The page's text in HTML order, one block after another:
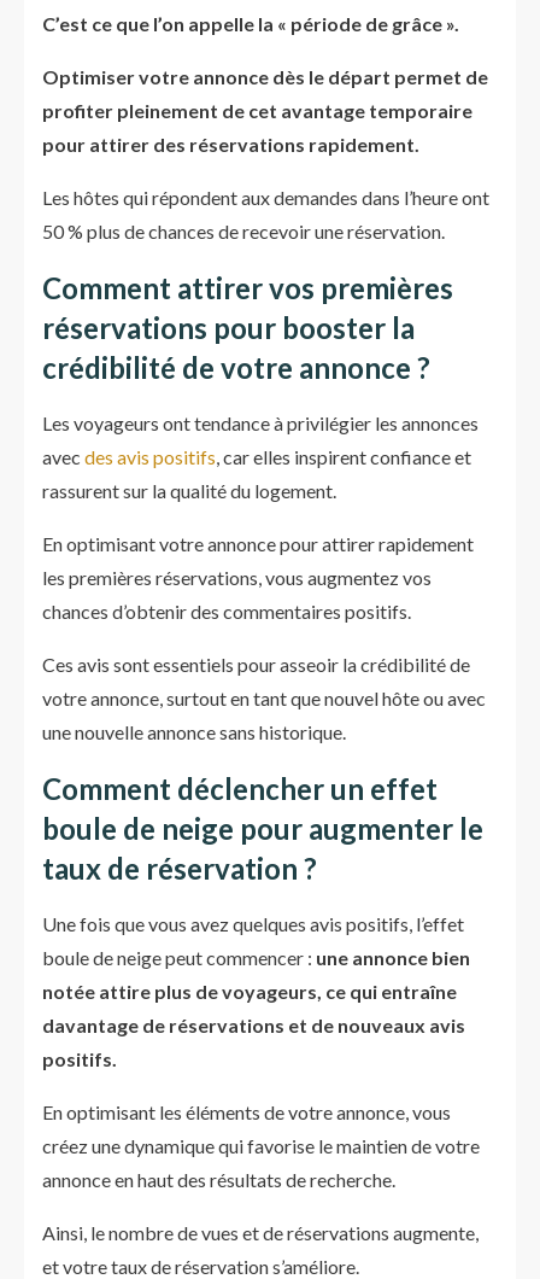
C’est ce que l’on appelle la « période de grâce ».
Optimiser votre annonce dès le départ permet de
profiter pleinement de cet avantage temporaire
pour attirer des réservations rapidement.
Les hôtes qui répondent aux demandes dans l’heure ont
50 % plus de chances de recevoir une réservation.
Comment attirer vos premières
réservations pour booster la
crédibilité de votre annonce ?
Les voyageurs ont tendance à privilégier les annonces
avec des avis positifs, car elles inspirent confiance et
rassurent sur la qualité du logement.
En optimisant votre annonce pour attirer rapidement
les premières réservations, vous augmentez vos
chances d’obtenir des commentaires positifs.
Ces avis sont essentiels pour asseoir la crédibilité de
votre annonce, surtout en tant que nouvel hôte ou avec
une nouvelle annonce sans historique.
Comment déclencher un effet
boule de neige pour augmenter le
taux de réservation ?
Une fois que vous avez quelques avis positifs, l’effet
boule de neige peut commencer : une annonce bien
notée attire plus de voyageurs, ce qui entraîne
davantage de réservations et de nouveaux avis
positifs.
En optimisant les éléments de votre annonce, vous
créez une dynamique qui favorise le maintien de votre
annonce en haut des résultats de recherche.
Ainsi, le nombre de vues et de réservations augmente,
et votre taux de réservation s’améliore.